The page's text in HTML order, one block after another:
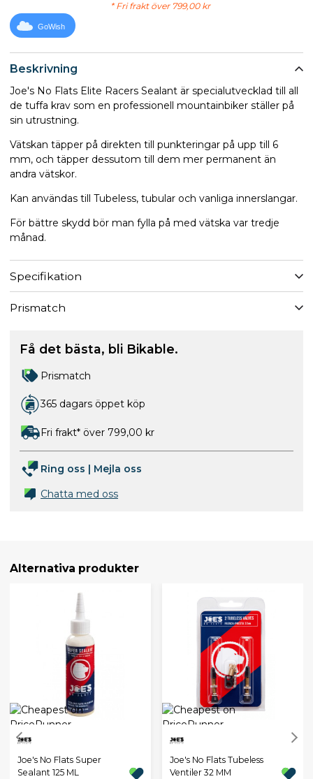
Beskrivning
Joe's No Flats Elite Racers Sealant är specialutvecklad till all
de tuffa krav som en professionell mountainbiker ställer på
sin utrustning.
Vätskan täpper på direkten till punkteringar på upp till 6
mm, och täpper dessutom till dem mer permanent än
andra vätskor.
Kan användas till Tubeless, tubular och vanliga innerslangar.
För bättre skydd bör man fylla på med vätska var tredje
månad.
Specifikation
Prismatch
* Fri frakt över 799,00 kr
GoWish
Få det bästa, bli Bikable.
Prismatch
365 dagars öppet köp
Fri frakt* över 799,00 kr
Ring oss | Mejla oss
Chatta med oss
Alternativa produkter
Joe's No Flats Super
Sealant 125 ML
Joe's No Flats Tubeless
Ventiler 32 MM